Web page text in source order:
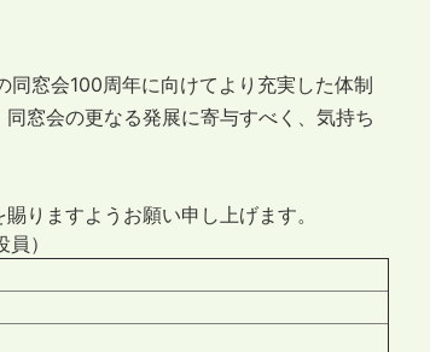
窓会100周年に向けてより充実した体制
窓会の更なる発展に寄与すべく、気持ち
りますようお願い申し上げます。
）